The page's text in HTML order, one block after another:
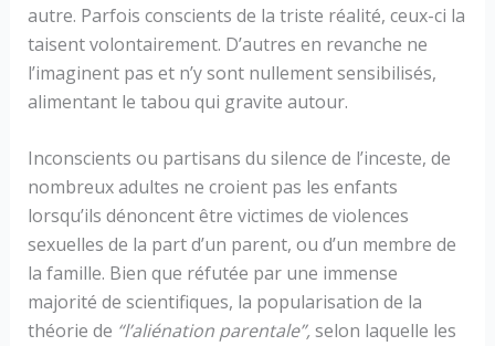
autre. Parfois conscients de la triste réalité, ceux-ci la
taisent volontairement. D’autres en revanche ne
l’imaginent pas et n’y sont nullement sensibilisés,
alimentant le tabou qui gravite autour.
Inconscients ou partisans du silence de l’inceste, de
nombreux adultes ne croient pas les enfants
lorsqu’ils dénoncent être victimes de violences
sexuelles de la part d’un parent, ou d’un membre de
la famille. Bien que réfutée par une immense
majorité de scientifiques, la popularisation de la
théorie de “l’aliénation parentale”,selon laquelle les